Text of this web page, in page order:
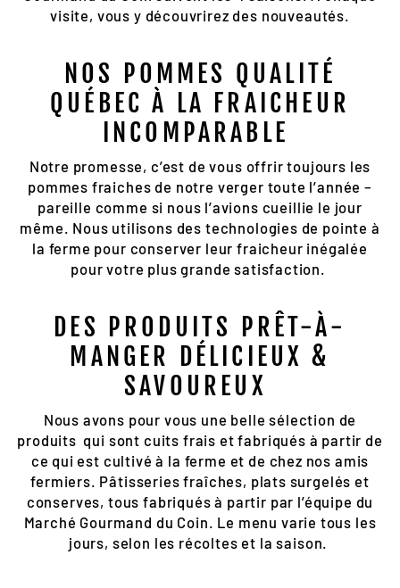
visite, vous y découvrirez des nouveautés.
NOS POMMES QUALITÉ
QUÉBEC À LA FRAICHEUR
INCOMPARABLE
Notre promesse, c’est de vous offrir toujours les
pommes fraiches de notre verger toute l’année –
pareille comme si nous l’avions cueillie le jour
même. Nous utilisons des technologies de pointe à
la ferme pour conserver leur fraicheur inégalée
pour votre plus grande satisfaction.
DES PRODUITS PRÊT-À-
MANGER DÉLICIEUX &
SAVOUREUX
Nous avons pour vous une belle sélection de
produits qui sont cuits frais et fabriqués à partir de
ce qui est cultivé à la ferme et de chez nos amis
fermiers. Pâtisseries fraîches, plats surgelés et
conserves, tous fabriqués à partir par l’équipe du
Marché Gourmand du Coin. Le menu varie tous les
jours, selon les récoltes et la saison.